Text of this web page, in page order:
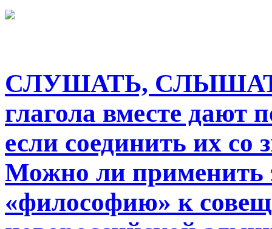
СЛУШАТЬ,
глагола вместе дают
если соединить их
Можно ли применить
«философию» к